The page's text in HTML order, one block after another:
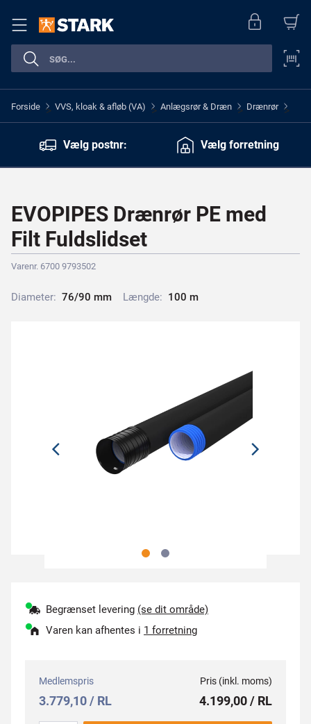
Forside > VVS, kloak & afløb (VA) > Anlægsrør & Dræn > Drænrør >
Vælg postnr: Vælg forretning
EVOPIPES Drænrør PE med
Filt Fuldslidset
Varenr. 6700 9793502
Diameter: 76/90 mm Længde: 100 m
Begrænset levering (se dit område)
Varen kan afhentes i 1 forretning
Medlemspris
3.779,10 / RL
Pris (inkl. moms)
4.199,00 / RL